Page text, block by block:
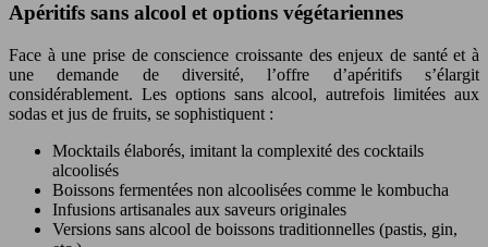
Apéritifs sans alcool et options végétariennes
Face à une prise de conscience croissante des enjeux de santé et à
une demande de diversité, l’offre d’apéritifs s’élargit
considérablement. Les options sans alcool, autrefois limitées aux
sodas et jus de fruits, se sophistiquent :
Mocktails élaborés, imitant la complexité des cocktails
alcoolisés
Boissons fermentées non alcoolisées comme le kombucha
Infusions artisanales aux saveurs originales
Versions sans alcool de boissons traditionnelles (pastis, gin,